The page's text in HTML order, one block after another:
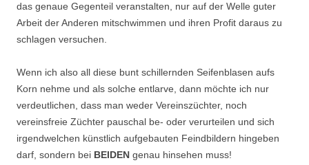
das genaue Gegenteil veranstalten, nur auf der Welle guter
Arbeit der Anderen mitschwimmen und ihren Profit daraus zu
schlagen versuchen.
Wenn ich also all diese bunt schillernden Seifenblasen aufs
Korn nehme und als solche entlarve, dann möchte ich nur
verdeutlichen, dass man weder Vereinszüchter, noch
vereinsfreie Züchter pauschal be- oder verurteilen und sich
irgendwelchen künstlich aufgebauten Feindbildern hingeben
darf, sondern bei BEIDEN genau hinsehen muss!